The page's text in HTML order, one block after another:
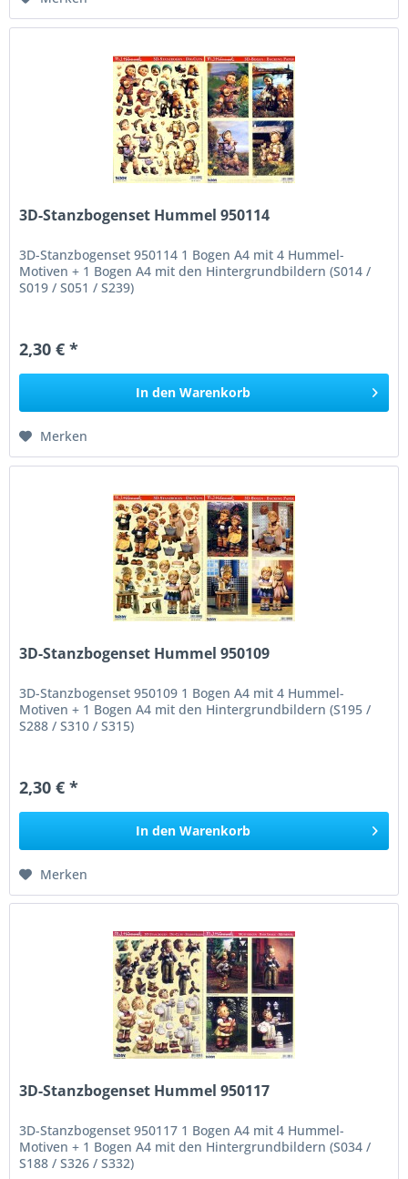
3D-Stanzbogenset Hummel 950114
3D-Stanzbogenset 950114 1 Bogen A4 mit 4 Hummel-
Motiven + 1 Bogen A4 mit den Hintergrundbildern (S014 /
S019 / S051 / S239)
2,30 € *
In den Warenkorb
Merken
3D-Stanzbogenset Hummel 950109
3D-Stanzbogenset 950109 1 Bogen A4 mit 4 Hummel-
Motiven + 1 Bogen A4 mit den Hintergrundbildern (S195 /
S288 / S310 / S315)
2,30 € *
In den Warenkorb
Merken
3D-Stanzbogenset Hummel 950117
3D-Stanzbogenset 950117 1 Bogen A4 mit 4 Hummel-
Motiven + 1 Bogen A4 mit den Hintergrundbildern (S034 /
S188 / S326 / S332)